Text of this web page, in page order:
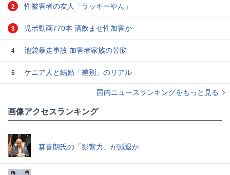
2 性被害者の友人「ラッキーやん」
3 児ポ動画770本 酒飲ませ性加害か
4 池袋暴走事故 加害者家族の苦悩
5
ケニア人と結婚「差別」のリアル
国内ニュースランキングをもっと見る
画像アクセスランキング
森喜朗氏の「影響力」が減退か